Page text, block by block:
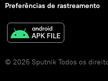
Preferências de rastreamento
© 2026 Sputnik Todos os